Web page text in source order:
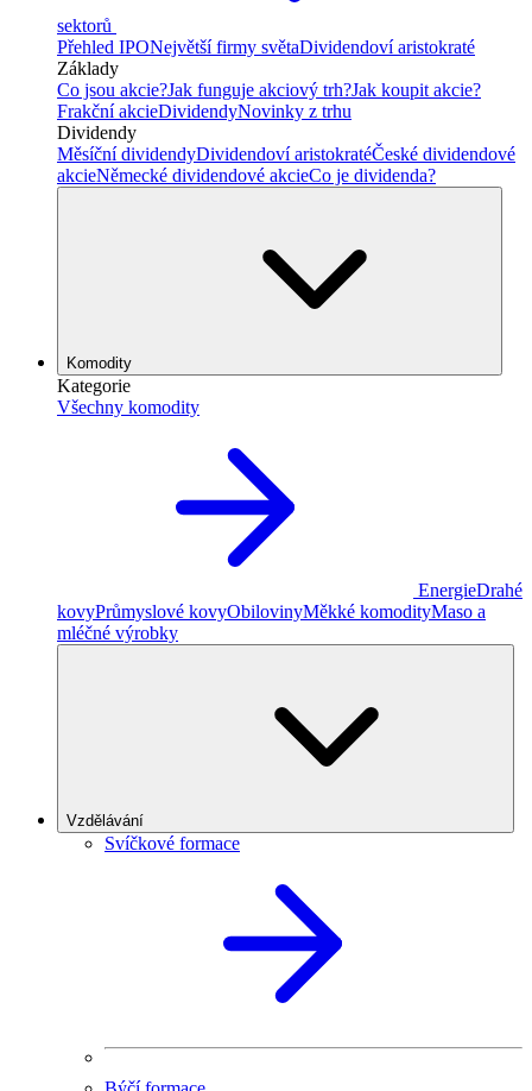
sektorů
Přehled IPONejvětší firmy světaDividendoví aristokraté
Základy
Co jsou akcie?Jak funguje akciový trh?Jak koupit akcie?
Frakční akcieDividendyNovinky z trhu
Dividendy
Měsíční dividendyDividendoví aristokratéČeské dividendové
akcieNěmecké dividendové akcieCo je dividenda?
Komodity
Kategorie
Všechny komodity
EnergieDrahé
kovyPrůmyslové kovyObilovinyMěkké komodityMaso a
mléčné výrobky
Vzdělávání
Svíčkové formace